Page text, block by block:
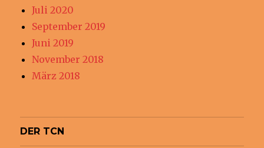
Juli 2020
September 2019
Juni 2019
November 2018
März 2018
DER TCN